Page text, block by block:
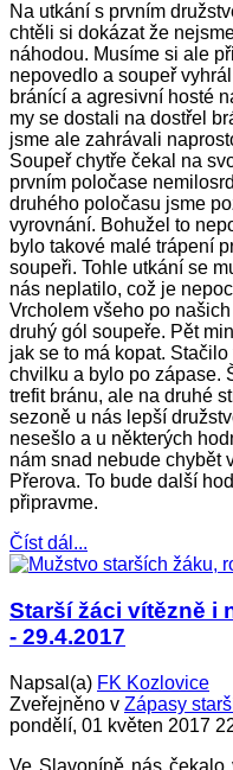
Na utkání s prvním
chtěli si dokázat že
náhodou. Musíme si ale
nepovedlo a soupeř
bránící a agresivní hosté
my se dostali na dostřel
jsme ale zahrávali
Soupeř chytře čekal na
prvním poločase
druhého poločasu jsme
vyrovnání. Bohužel to
bylo takové malé trápení
soupeři. Tohle utkání se
nás neplatilo, což je
Vrcholem všeho po
druhý gól soupeře. Pět
jak se to má kopat.
chvilku a bylo po zápase.
trefit bránu, ale na druhé
sezoně u nás lepší
nesešlo a u některých
nám snad nebude chybět
Přerova. To bude další
připravme.
Číst dál...
Starší žáci vítězně i
- 29.4.2017
Napsal(a) FK Kozlovice
Zveřejněno v Zápasy
pondělí, 01 květen 2017
Ve Slavoníně nás